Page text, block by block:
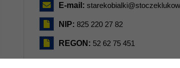
E-mail:
NIP: 825 220 27 82
REGON: 52 62 75 451